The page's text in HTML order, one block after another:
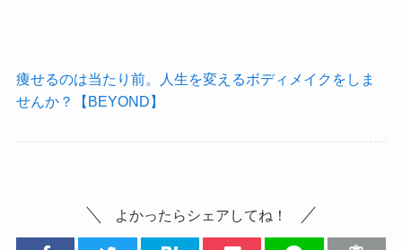
痩せるのは当たり前。人生を変えるボディメイクをしま
せんか？【BEYOND】
よかったらシェアしてね！